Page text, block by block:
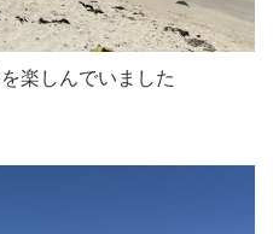
楽しんでいました